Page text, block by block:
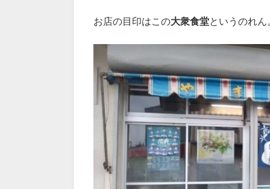
お店の目印はこの大衆食堂というのれん